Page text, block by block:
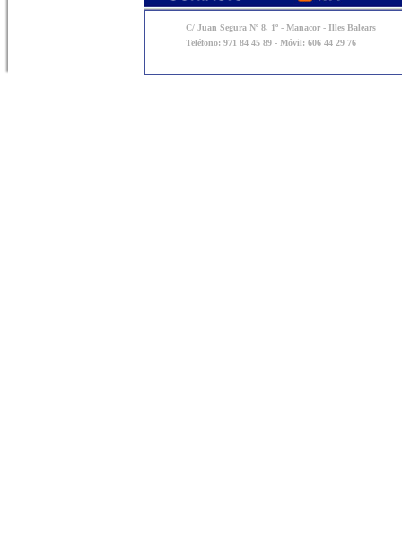
C/ Juan Segura Nº 8, 1º - Manacor - Illes Balears
Teléfono: 971 84 45 89 - Móvil: 606 44 29 76